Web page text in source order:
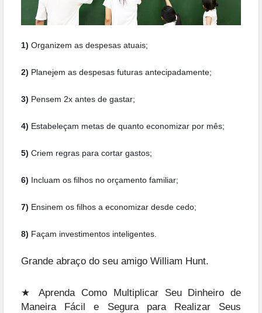
1) Organizem as despesas atuais;
2) Planejem as despesas futuras antecipadamente;
3) Pensem 2x antes de gastar;
4) Estabeleçam metas de quanto economizar por mês;
5) Criem regras para cortar gastos;
6) Incluam os filhos no orçamento familiar;
7) Ensinem os filhos a economizar desde cedo;
8) Façam investimentos inteligentes.
Grande abraço do seu amigo William Hunt.
★ Aprenda Como Multiplicar Seu Dinheiro de
Maneira Fácil e Segura para Realizar Seus